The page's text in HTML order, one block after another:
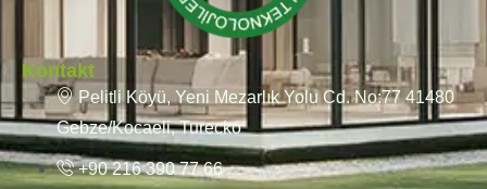
Kontakt
Pelitli Köyü, Yeni Mezarlık Yolu Cd. No:77 41480
Gebze/Kocaeli, Turecko
+90 216 390 77 66